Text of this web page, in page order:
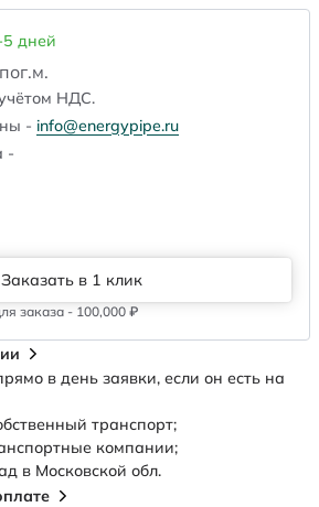
5 дней
НДС.
- info@energypipe.ru
-
Заказать в 1 клик
заказа - 100,000 ₽
в день заявки, если он есть на
транспорт;
компании;
в Московской обл.